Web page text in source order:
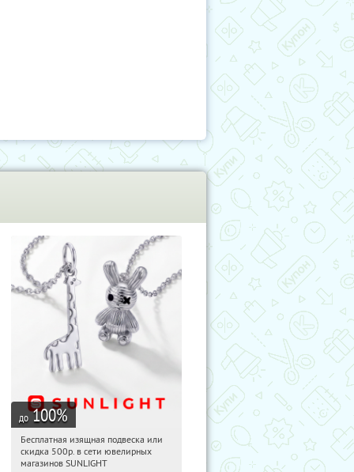
до 100%
20:29:03 Получили:
Россия
Бесплатная изящная подвеска или
скидка 500р. в сети ювелирных
магазинов SUNLIGHT